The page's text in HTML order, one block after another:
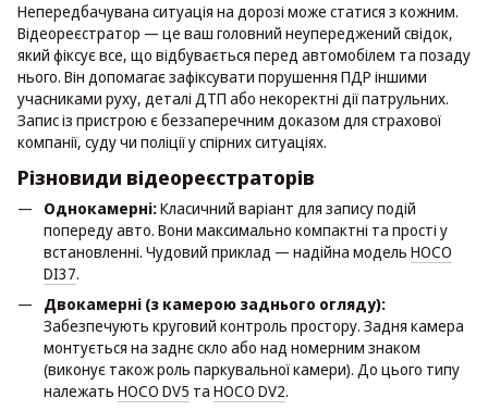
Непередбачувана ситуація на дорозі може статися з кожним.
Відеореєстратор — це ваш головний неупереджений свідок,
який фіксує все, що відбувається перед автомобілем та позаду
нього. Він допомагає зафіксувати порушення ПДР іншими
учасниками руху, деталі ДТП або некоректні дії патрульних.
Запис із пристрою є беззаперечним доказом для страхової
компанії, суду чи поліції у спірних ситуаціях.
Різновиди відеореєстраторів
Однокамерні:Класичний варіант для запису подій
попереду авто. Вони максимально компактні та прості у
встановленні. Чудовий приклад — надійна модель HOCO
DI37.
Двокамерні (з камерою заднього огляду):
Забезпечують круговий контроль простору. Задня камера
монтується на заднє скло або над номерним знаком
(виконує також роль паркувальної камери). До цього типу
належать HOCO DV5 та HOCO DV2.